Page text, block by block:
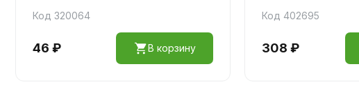
Код 320064
46 ₽ В корзину
Код 402695
308 ₽